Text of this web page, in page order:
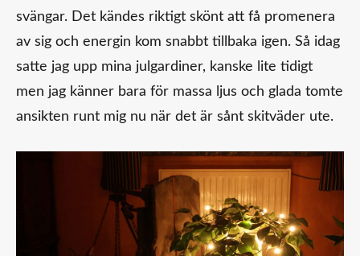
svängar. Det kändes riktigt skönt att få promenera
av sig och energin kom snabbt tillbaka igen. Så idag
satte jag upp mina julgardiner, kanske lite tidigt
men jag känner bara för massa ljus och glada tomte
ansikten runt mig nu när det är sånt skitväder ute.